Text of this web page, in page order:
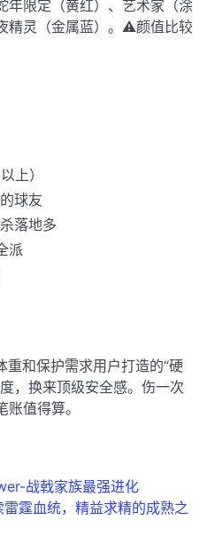
年限定（黄红）、艺术家（涂
精灵（金属蓝）。⚠️颜值比较
上）
球友
落地多
派
重和保护需求用户打造的“硬
，换来顶级安全感。伤一次
值得算。
战戟家族最强进化
霆血统，精益求精的成熟之